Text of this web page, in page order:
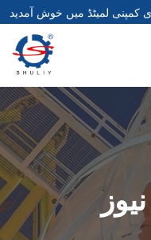
کمپنی لمیٹڈ میں خوش آمدید